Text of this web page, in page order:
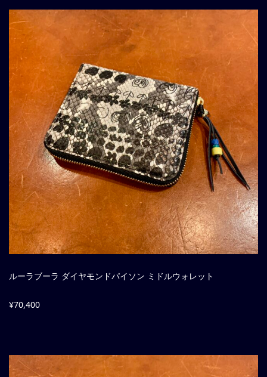
ルーラブーラ ダイヤモンドパイソン ミドルウォレット
¥70,400